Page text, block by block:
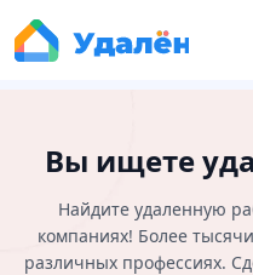
Вы ищете
Найдите удаленную
компаниях! Более
различных профессиях.